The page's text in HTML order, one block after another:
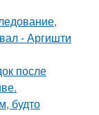
- Аргишти
после
будто